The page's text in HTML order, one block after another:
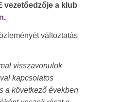
vezetőedzője a klub
.
változtatás
visszavonulok
kapcsolatos
a következő években